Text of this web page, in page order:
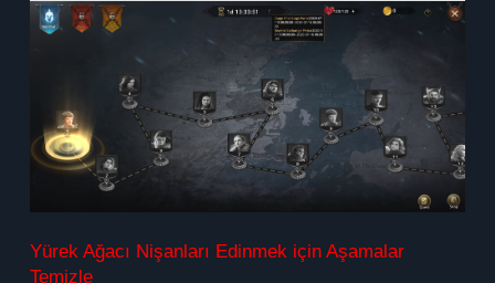
Yürek Ağacı Nişanları Edinmek için Aşamalar
Temizle